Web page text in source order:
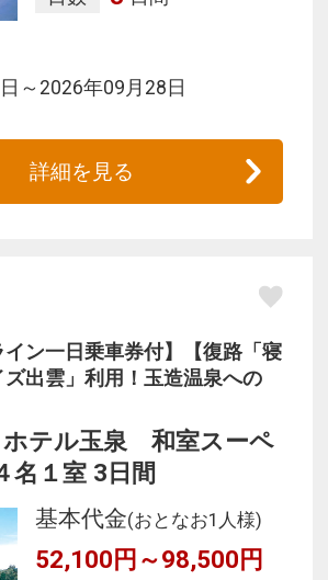
～2026年09月28日
詳細を見る
イン一日乗車券付】【復路「寝
出雲」利用！玉造温泉への
テル玉泉 和室スーペ
１室 3日間
基本代金(おとなお1人様)
52,100円～98,500円